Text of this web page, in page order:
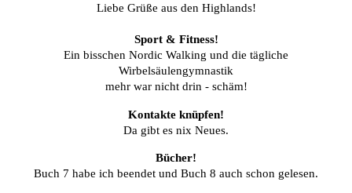
Liebe Grüße aus den Highlands!
Sport & Fitness!
Ein bisschen Nordic Walking und die tägliche
Wirbelsäulengymnastik
mehr war nicht drin - schäm!
Kontakte knüpfen!
Da gibt es nix Neues.
Bücher!
Buch 7 habe ich beendet und Buch 8 auch schon gelesen.